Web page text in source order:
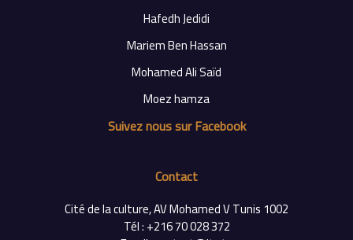
Hafedh Jedidi
Mariem Ben Hassan
Mohamed Ali Saïd
Moez hamza
Suivez nous sur Facebook
Contact
Cité de la culture, AV Mohamed V Tunis 1002
Tél : +216 70 028 372